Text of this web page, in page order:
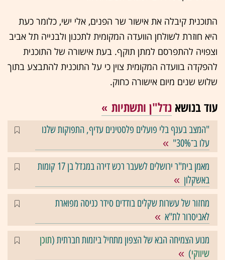
התוכנית קיבלה את אישור שר הפנים, אלי ישי, כלומר כעת
היא חוזרת לשולחן הוועדה המקומית לתכנון ולבנייה תל אביב
וצפויה להתפרסם למתן תוקף. בעת אישורה של התוכנית
להפקדה בוועדה המקומית צוין כי על התוכנית להתבצע בתוך
שלוש שנים מיום אישורה כחוק.
עוד בנושא נדל"ן ותשתיות
"המצב בענף בלי פועלים פלסטינים עדיף, התפוקות שלנו
עלו ב־30%"
מאמן בית"ר ירושלים לשעבר רכש דירה במגדל בן 17 קומות
באשקלון
מחזור של עשרות שקלים בודדים סידר כניסה מפוארת
לאביסרור לת"א
מנוע הצמיחה הבא של הצפון מתחיל ביזמות חברתית (תוכן
שיווקי)